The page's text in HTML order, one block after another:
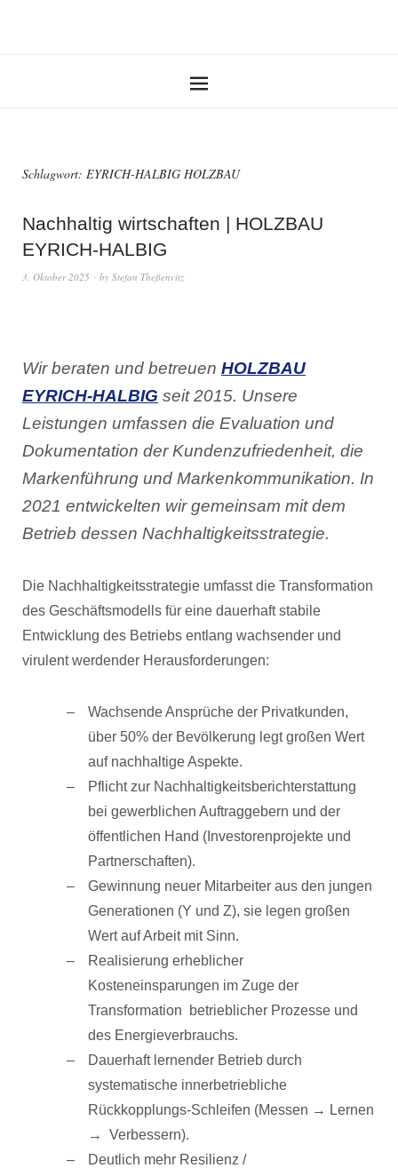
Schlagwort: EYRICH-HALBIG HOLZBAU
Nachhaltig wirtschaften | HOLZBAU
EYRICH-HALBIG
3. Oktober 2025 by Stefan Theßenvitz
Wir beraten und betreuen HOLZBAU
EYRICH-HALBIG seit 2015. Unsere
Leistungen umfassen die Evaluation und
Dokumentation der Kundenzufriedenheit, die
Markenführung und Markenkommunikation. In
2021 entwickelten wir gemeinsam mit dem
Betrieb dessen Nachhaltigkeitsstrategie.
Die Nachhaltigkeitsstrategie umfasst die Transformation
des Geschäftsmodells für eine dauerhaft stabile
Entwicklung des Betriebs entlang wachsender und
virulent werdender Herausforderungen:
Wachsende Ansprüche der Privatkunden,
über 50% der Bevölkerung legt großen Wert
auf nachhaltige Aspekte.
Pflicht zur Nachhaltigkeitsberichterstattung
bei gewerblichen Auftraggebern und der
öffentlichen Hand (Investorenprojekte und
Partnerschaften).
Gewinnung neuer Mitarbeiter aus den jungen
Generationen (Y und Z), sie legen großen
Wert auf Arbeit mit Sinn.
Realisierung erheblicher
Kosteneinsparungen im Zuge der
Transformation betrieblicher Prozesse und
des Energieverbrauchs.
Dauerhaft lernender Betrieb durch
systematische innerbetriebliche
Rückkopplungs-Schleifen (Messen → Lernen
→ Verbessern).
Deutlich mehr Resilienz /